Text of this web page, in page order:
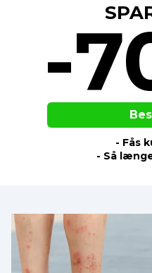
-
- Fås
- Så